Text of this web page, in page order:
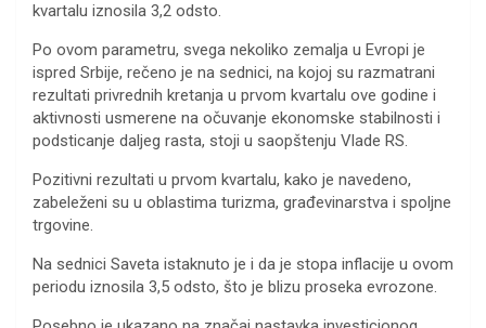
kvartalu iznosila 3,2 odsto.
Po ovom parametru, svega nekoliko zemalja u Evropi je
ispred Srbije, rečeno je na sednici, na kojoj su razmatrani
rezultati privrednih kretanja u prvom kvartalu ove godine i
aktivnosti usmerene na očuvanje ekonomske stabilnosti i
podsticanje daljeg rasta, stoji u saopštenju Vlade RS.
Pozitivni rezultati u prvom kvartalu, kako je navedeno,
zabeleženi su u oblastima turizma, građevinarstva i spoljne
trgovine.
Na sednici Saveta istaknuto je i da je stopa inflacije u ovom
periodu iznosila 3,5 odsto, što je blizu proseka evrozone.